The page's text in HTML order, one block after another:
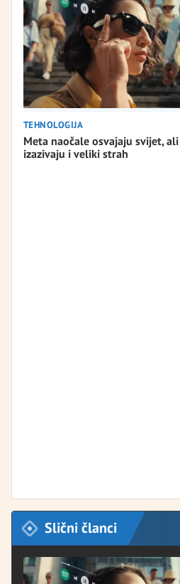
TEHNOLOGIJA
Meta naočale osvajaju svijet, ali
izazivaju i veliki strah
Slični članci